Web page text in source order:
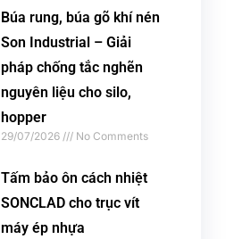
Búa rung, búa gõ khí nén
Son Industrial – Giải
pháp chống tắc nghẽn
nguyên liệu cho silo,
hopper
29/07/2026 No Comments
Tấm bảo ôn cách nhiệt
SONCLAD cho trục vít
máy ép nhựa